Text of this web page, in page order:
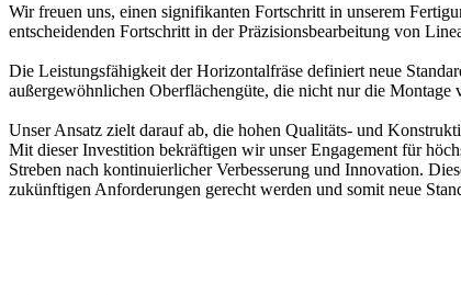
Wir freuen uns, einen signifikanten Fortschritt in unserem
entscheidenden Fortschritt in der Präzisionsbearbeitung von
Die Leistungsfähigkeit der Horizontalfräse definiert neue
außergewöhnlichen Oberflächengüte, die nicht nur die
Unser Ansatz zielt darauf ab, die hohen Qualitäts- und
Mit dieser Investition bekräftigen wir unser Engagement für
Streben nach kontinuierlicher Verbesserung und Innovation.
zukünftigen Anforderungen gerecht werden und somit neue